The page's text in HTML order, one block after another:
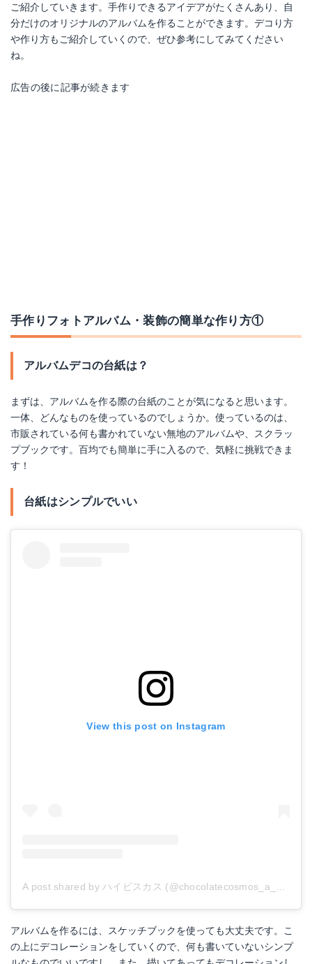
ご紹介していきます。手作りできるアイデアがたくさんあり、自
分だけのオリジナルのアルバムを作ることができます。デコり方
や作り方もご紹介していくので、ぜひ参考にしてみてください
ね。
広告の後に記事が続きます
手作りフォトアルバム・装飾の簡単な作り方①
アルバムデコの台紙は？
まずは、アルバムを作る際の台紙のことが気になると思います。
一体、どんなものを使っているのでしょうか。使っているのは、
市販されている何も書かれていない無地のアルバムや、スクラッ
プブックです。百均でも簡単に手に入るので、気軽に挑戦できま
す！
台紙はシンプルでいい
View this post on Instagram
A post shared by ハイビスカス (@chocolatecosmos_a_hibi)
アルバムを作るには、スケッチブックを使っても大丈夫です。こ
の上にデコレーションをしていくので、何も書いていないシンプ